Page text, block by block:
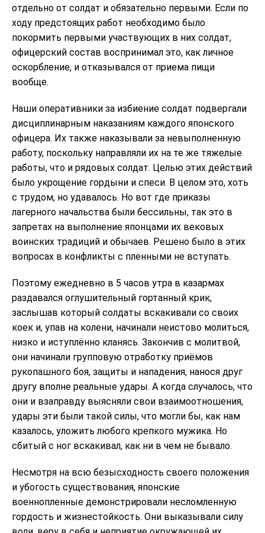
отдельно от солдат и обязательно первыми. Если по
ходу предстоящих работ необходимо было
покормить первыми участвующих в них солдат,
офицерский состав воспринимал это, как личное
оскорбление, и отказывался от приема пищи
вообще.
Наши оперативники за избиение солдат подвергали
дисциплинарным наказаниям каждого японского
офицера. Их также наказывали за невыполненную
работу, поскольку направляли их на те же тяжелые
работы, что и рядовых солдат. Целью этих действий
было укрощение гордыни и спеси. В целом это, хоть
с трудом, но удавалось. Но вот где приказы
лагерного начальства были бессильны, так это в
запретах на выполнение японцами их вековых
воинских традиций и обычаев. Решено было в этих
вопросах в конфликты с пленными не вступать.
Поэтому ежедневно в 5 часов утра в казармах
раздавался оглушительный гортанный крик,
заслышав который солдаты вскакивали со своих
коек и, упав на колени, начинали неистово молиться,
низко и иступлённо кланясь. Закончив с молитвой,
они начинали групповую отработку приёмов
рукопашного боя, защиты и нападения, нанося друг
другу вполне реальные удары. А когда случалось, что
они и взаправду выясняли свои взаимоотношения,
удары эти были такой силы, что могли бы, как нам
казалось, уложить любого крепкого мужика. Но
сбитый с ног вскакивал, как ни в чем не бывало.
Несмотря на всю безысходность своего положения
и убогость существования, японские
военнопленные демонстрировали несломленную
гордость и жизнестойкость. Они выказывали силу